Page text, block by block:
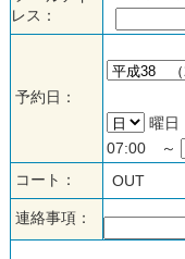
レス：
予約日：
曜日
07:00 ～
コート：
OUT
連絡事項：